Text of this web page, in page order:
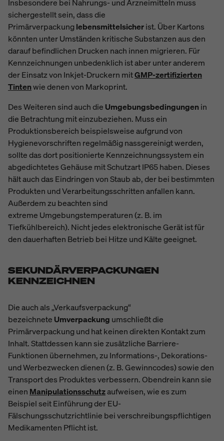
Insbesondere bei Nahrungs- und Arzneimitteln muss
sichergestellt sein, dass die
Primärverpackunglebensmittelsicherist. Über Kartons
könnten unter Umständen kritische Substanzen aus den
darauf befindlichen Drucken nach innen migrieren. Für
Kennzeichnungen unbedenklich ist aber unter anderem
der Einsatz von Inkjet-Druckern mitGMP-zertifizierten
Tintenwie denen von Markoprint.
Des Weiteren sind auch die Umgebungsbedingungenin
die Betrachtung mit einzubeziehen. Muss ein
Produktionsbereich beispielsweise aufgrund von
Hygienevorschriften regelmäßig nassgereinigt werden,
sollte das dort positionierte Kennzeichnungssystem ein
abgedichtetesGehäuse mit Schutzart IP65haben. Dieses
hält auch das Eindringen von Staub ab, der bei bestimmten
Produkten und Verarbeitungsschritten anfallen kann.
Außerdem zu beachten sind
extreme Umgebungstemperaturen(z. B. im
Tiefkühlbereich). Nicht jedes elektronische Gerät ist für
den dauerhaften Betrieb bei Hitze und Kälte geeignet.
SEKUNDÄRVERPACKUNGEN
KENNZEICHNEN
Die auch als „Verkaufsverpackung“
bezeichnete Umverpackung umschließt die
Primärverpackung und hat keinen direkten Kontakt zum
Inhalt. Stattdessen kann sie zusätzliche Barriere-
Funktionen übernehmen, zu Informations-, Dekorations-
und Werbezwecken dienen (z. B. Gewinncodes) sowie den
Transport des Produktes verbessern. Obendrein kann sie
einen Manipulationsschutzaufweisen, wie es zum
Beispiel seit Einführung derEU-
Fälschungsschutzrichtlinie bei verschreibungspflichtigen
Medikamenten Pflicht ist.